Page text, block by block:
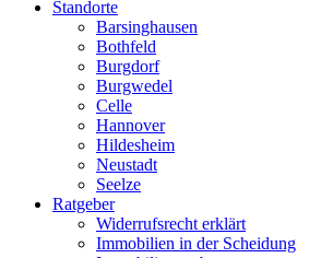
Standorte
Barsinghausen
Bothfeld
Burgdorf
Burgwedel
Celle
Hannover
Hildesheim
Neustadt
Seelze
Ratgeber
Widerrufsrecht erklärt
Immobilien in der Scheidung